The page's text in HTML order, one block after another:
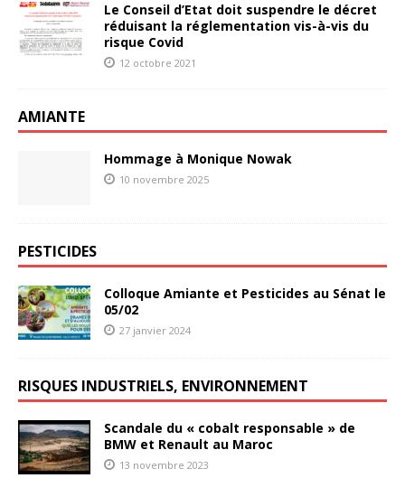
Le Conseil d’Etat doit suspendre le décret
réduisant la réglementation vis-à-vis du
risque Covid
12 octobre 2021
AMIANTE
Hommage à Monique Nowak
10 novembre 2025
PESTICIDES
Colloque Amiante et Pesticides au Sénat le
05/02
27 janvier 2024
RISQUES INDUSTRIELS, ENVIRONNEMENT
Scandale du « cobalt responsable » de
BMW et Renault au Maroc
13 novembre 2023